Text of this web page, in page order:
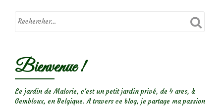
de
Bienvenue !
Le jardin de Malorie, c'est un petit jardin privé, de 4 ares, à
Gembloux, en Belgique. A travers ce blog, je partage ma passion